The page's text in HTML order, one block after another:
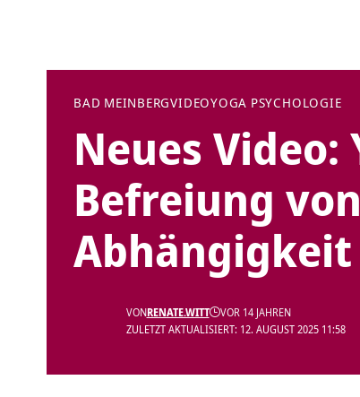
BAD MEINBERGVIDEOYOGA PSYCHOLOGIE
Neues
Befreiung
Abhängigkeit
ZULETZT AKTUALISIERT: 12. AUGUST 2025 11:58
VONRENATE.WITT VOR 14 JAHREN